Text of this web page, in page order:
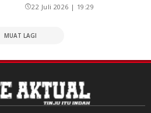
22 Juli 2026 | 19:29
MUAT LAGI